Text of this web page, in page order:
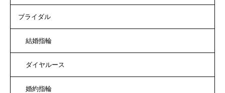
ブライダル
結婚指輪
ダイヤルース
婚約指輪